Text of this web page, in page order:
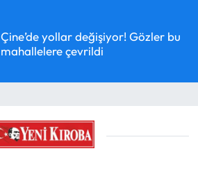
Çine’de yollar değişiyor! Gözler bu
mahallelere çevrildi